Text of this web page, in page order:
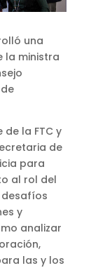
una
la ministra
la FTC y
de
para
al rol del
desafíos
y
analizar
las y los